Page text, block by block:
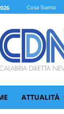
Cosa Siamo
ATTUALITÀ